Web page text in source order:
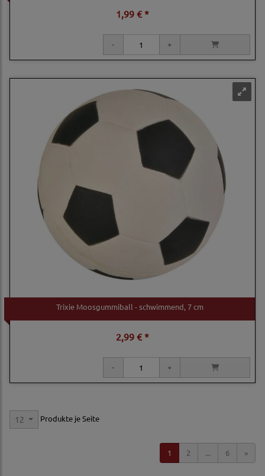
1,99 € *
Trixie Moosgummiball - schwimmend, 7 cm
2,99 € *
12 Produkte je Seite
1 2 ... 6 »